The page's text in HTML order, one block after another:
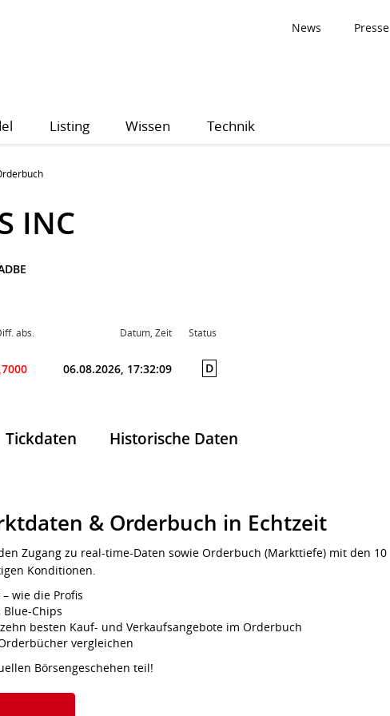
News Presse
Listing Wissen Technik
INC
abs. Datum, Zeit Status
06.08.2026, 17:32:09 D
Tickdaten Historische Daten
& Orderbuch in Echtzeit
Zugang zu real-time-Daten sowie Orderbuch (Markttiefe) mit den 10
Konditionen.
wie die Profis
Chips
besten Kauf- und Verkaufsangebote im Orderbuch
vergleichen
Börsengeschehen teil!